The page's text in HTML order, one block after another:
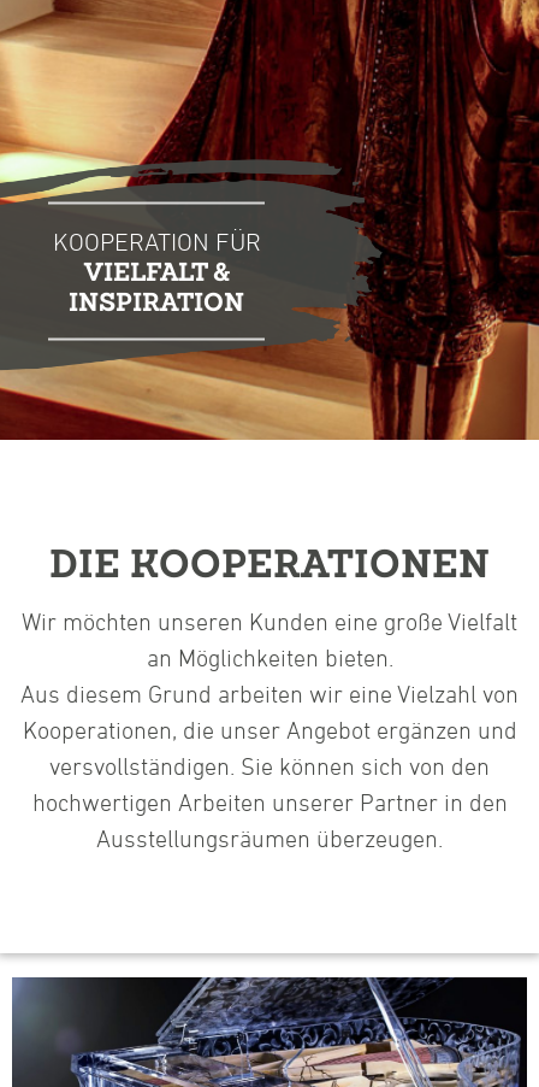
KOOPERATION FÜR
VIELFALT &
INSPIRATION
DIE KOOPERATIONEN
Wir möchten unseren Kunden eine große Vielfalt
an Möglichkeiten bieten.
Aus diesem Grund arbeiten wir eine Vielzahl von
Kooperationen, die unser Angebot ergänzen und
versvollständigen. Sie können sich von den
hochwertigen Arbeiten unserer Partner in den
Ausstellungsräumen überzeugen.